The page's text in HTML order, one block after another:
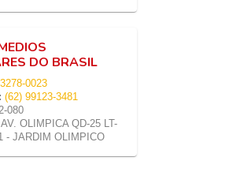
DO BRASIL
0023
(62) 99123-3481
080
AV. OLIMPICA QD-25 LT-
- JARDIM OLIMPICO